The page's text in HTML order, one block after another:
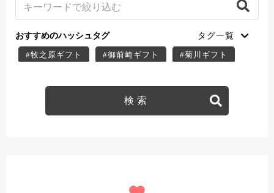
おすすめのハッシュタグ
#牧之原ギフト #御前崎ギフト #菊川ギフト
#牧之原デザート #掛川デザート
#掛川ランチ